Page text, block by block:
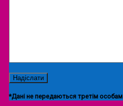
*Дані не передаються третім особам